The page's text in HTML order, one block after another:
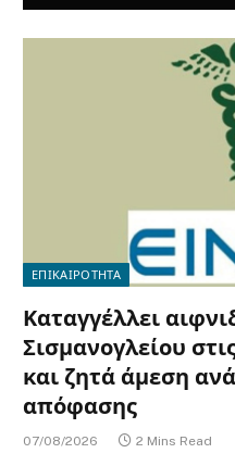
ΕΠΙΚΑΙΡΟΤΗΤΑ
Καταγγέλλει
Σισμανογλείου
και ζητά άμεση
απόφασης
07/08/2026 2 Mins Read